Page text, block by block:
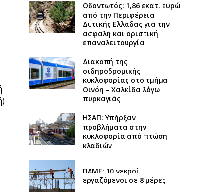
Οδοντωτός: 1,86 εκατ. ευρώ
από την Περιφέρεια
Δυτικής Ελλάδας για την
ασφαλή και οριστική
επαναλειτουργία
Διακοπή της
σιδηροδρομικής
κυκλοφορίας στο τμήμα
Οινόη – Χαλκίδα λόγω
πυρκαγιάς
ΗΣΑΠ: Υπήρξαν
προβλήματα στην
κυκλοφορία από πτώση
κλαδιών
ΠΑΜΕ: 10 νεκροί
εργαζόμενοι σε 8 μέρες